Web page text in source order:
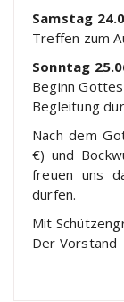
Samstag
Treffen zum
Sonntag
Beginn
Begleitung
Nach dem
€) und
freuen uns
dürfen.
Mit
Der Vorstand